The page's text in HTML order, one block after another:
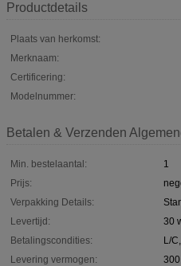
Productdetails
Plaats van herkomst:
Merknaam:
Certificering:
Modelnummer:
Betalen & Verzenden
Min. bestelaantal:
1
Prijs:
Verpakking Details:
Levertijd:
30
Betalingscondities:
L/
Levering vermogen: